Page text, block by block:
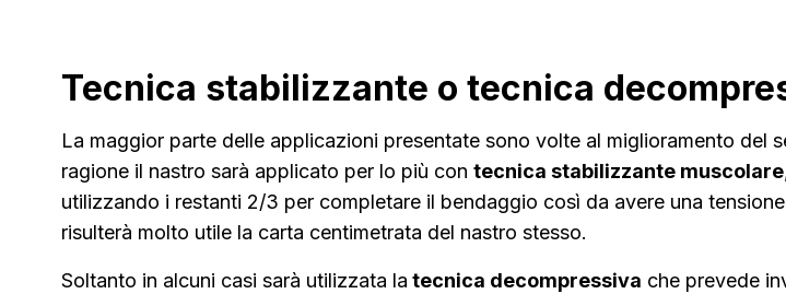
Tecnica stabilizzante o tecnica
La maggior parte delle applicazioni presentate sono volte al miglioramento del
ragione il nastro sarà applicato per lo più con tecnica stabilizzante muscolare
utilizzando i restanti 2/3 per completare il bendaggio così da avere una
risulterà molto utile la carta centimetrata del nastro stesso.
Soltanto in alcuni casi sarà utilizzata la tecnica decompressiva che prevede